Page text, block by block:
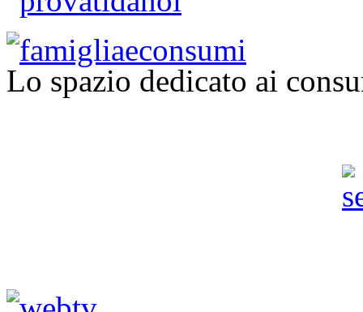
Lo spazio dedicato ai